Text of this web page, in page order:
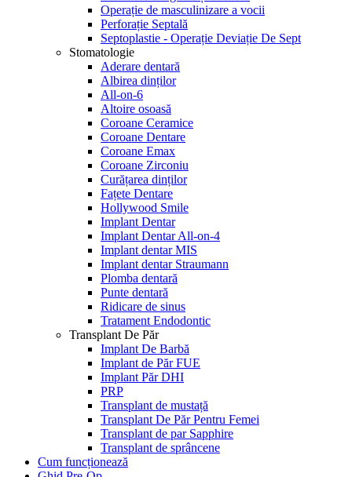
Operație de masculinizare a vocii
Perforație Septală
Septoplastie - Operație Deviație De Sept
Stomatologie
Aderare dentară
Albirea dinților
All-on-6
Altoire osoasă
Coroane Ceramice
Coroane Dentare
Coroane Emax
Coroane Zirconiu
Curățarea dinților
Fațete Dentare
Hollywood Smile
Implant Dentar
Implant Dentar All-on-4
Implant dentar MIS
Implant dentar Straumann
Plomba dentară
Punte dentară
Ridicare de sinus
Tratament Endodontic
Transplant De Păr
Implant De Barbă
Implant de Păr FUE
Implant Păr DHI
PRP
Transplant de mustață
Transplant De Păr Pentru Femei
Transplant de par Sapphire
Transplant de sprâncene
Cum funcționează